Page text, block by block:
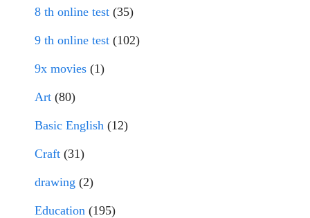
8 th online test (35)
9 th online test (102)
9x movies (1)
Art (80)
Basic English (12)
Craft (31)
drawing (2)
Education (195)